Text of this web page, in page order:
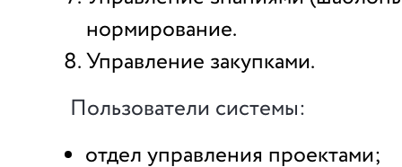
нормирование.
Управление закупками.
Пользователи системы:
отдел управления проектами;